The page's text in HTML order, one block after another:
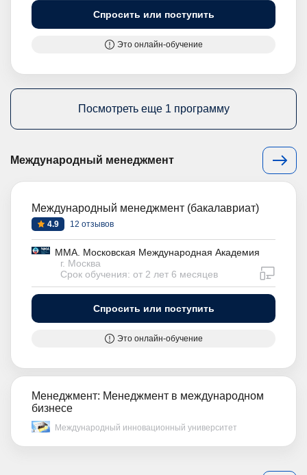
Спросить или поступить
Это онлайн-обучение
Посмотреть еще 1 программу
Международный менеджмент
Международный менеджмент (бакалавриат)
4.9 12 отзывов
ММА. Московская Международная Академия
г. Москва
Срок обучения: от 2 лет 6 месяцев
Спросить или поступить
Это онлайн-обучение
Менеджмент: Менеджмент в международном
бизнесе
Международный инновационный университет